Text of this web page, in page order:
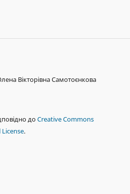
Вікторівна Самотоєнкова
доCreative Commons
.